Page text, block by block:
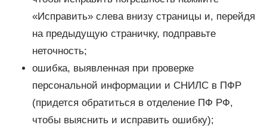
«Исправить» слева внизу страницы и, перейдя
на предыдущую страничку, подправьте
неточность;
ошибка, выявленная при проверке
персональной информации и СНИЛС в ПФР
(придется обратиться в отделение ПФ РФ,
чтобы выяснить и исправить ошибку);